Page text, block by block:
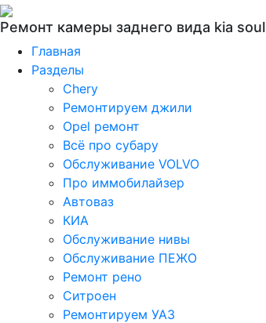
Ремонт камеры заднего вида kia soul
Главная
Разделы
Chery
Ремонтируем джили
Opel ремонт
Всё про субару
Обслуживание VOLVO
Про иммобилайзер
Автоваз
КИА
Обслуживание нивы
Обслуживание ПЕЖО
Ремонт рено
Ситроен
Ремонтируем УАЗ